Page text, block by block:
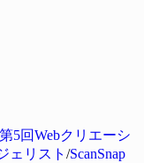
第5回Webクリエーシ
ェリスト /ScanSnap